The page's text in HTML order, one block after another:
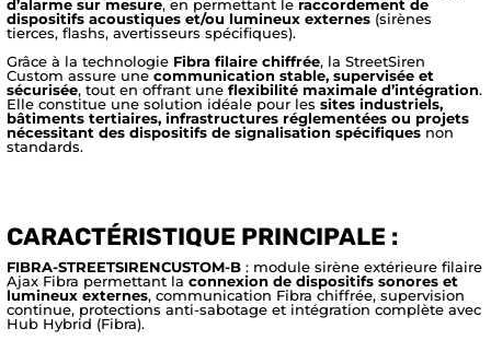
d’alarme sur mesure, en permettant le raccordement de
dispositifs acoustiques et/ou lumineux externes (sirènes
tierces, flashs, avertisseurs spécifiques).
Grâce à la technologie Fibra filaire chiffrée, la StreetSiren
Custom assure unecommunication stable, supervisée et
sécurisée, tout en offrant une flexibilité maximale d’intégration.
Elle constitue une solution idéale pour les sites industriels,
bâtiments tertiaires, infrastructures réglementées ou projets
nécessitant des dispositifs de signalisation spécifiques non
standards.
CARACTÉRISTIQUE PRINCIPALE :
FIBRA-STREETSIRENCUSTOM-B : module sirène extérieure filaire
Ajax Fibra permettant la connexion de dispositifs sonores et
lumineux externes, communication Fibra chiffrée, supervision
continue, protections anti-sabotage et intégration complète avec
Hub Hybrid (Fibra).